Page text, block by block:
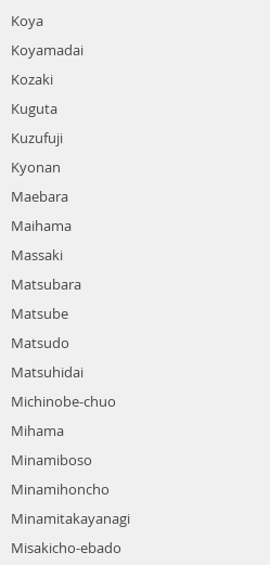
Koya
Koyamadai
Kozaki
Kuguta
Kuzufuji
Kyonan
Maebara
Maihama
Massaki
Matsubara
Matsube
Matsudo
Matsuhidai
Michinobe-chuo
Mihama
Minamiboso
Minamihoncho
Minamitakayanagi
Misakicho-ebado